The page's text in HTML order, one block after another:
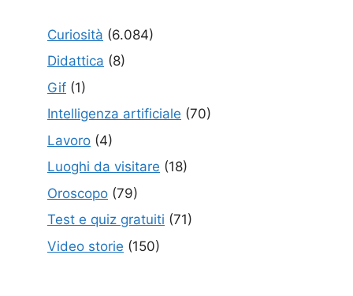
Curiosità (6.084)
Didattica (8)
Gif (1)
Intelligenza artificiale (70)
Lavoro (4)
Luoghi da visitare (18)
Oroscopo (79)
Test e quiz gratuiti (71)
Video storie (150)